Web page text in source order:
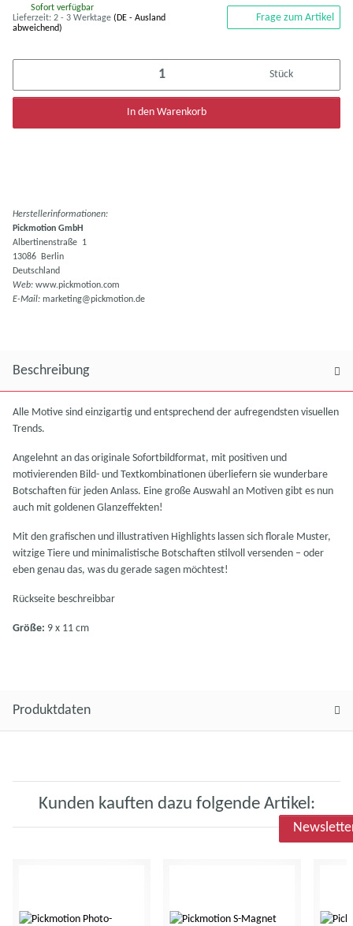
Sofort verfügbar
Lieferzeit: 2 - 3 Werktage (DE - Ausland
abweichend)
Frage zum Artikel
Stück
In den Warenkorb
Herstellerinformationen:
Pickmotion GmbH
Albertinenstraße 1
13086 Berlin
Deutschland
Web: www.pickmotion.com
E-Mail: marketing@pickmotion.de
Beschreibung
Alle Motive sind einzigartig und entsprechend der aufregendsten visuellen
Trends.
Angelehnt an das originale Sofortbildformat, mit positiven und
motivierenden Bild- und Textkombinationen überliefern sie wunderbare
Botschaften für jeden Anlass. Eine große Auswahl an Motiven gibt es nun
auch mit goldenen Glanzeffekten!
Mit den grafischen und illustrativen Highlights lassen sich florale Muster,
witzige Tiere und minimalistische Botschaften stilvoll versenden – oder
eben genau das, was du gerade sagen möchtest!
Rückseite beschreibbar
Größe: 9 x 11 cm
Produktdaten
Kunden kauften dazu folgende Artikel: